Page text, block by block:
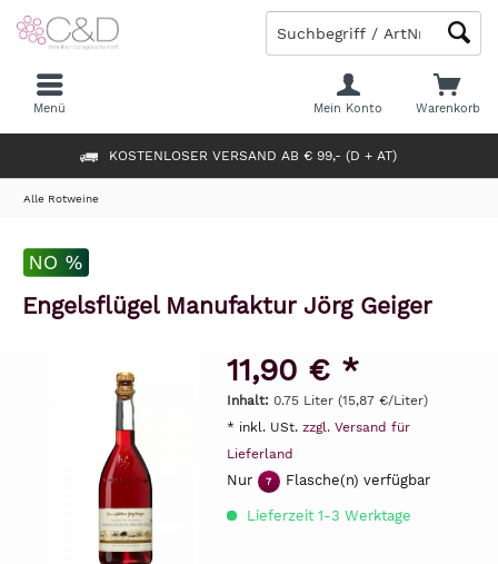
KOSTENLOSER VERSAND AB € 99,- (D + AT)
Warenkorb
Mein Konto
Menü
Alle Rotweine
Engelsflügel Manufaktur Jörg Geiger
11,90 € *
Inhalt: 0.75 Liter (15,87 €/Liter)
* inkl. USt. zzgl. Versand für
Lieferland
Nur 7 Flasche(n) verfügbar
Lieferzeit 1-3 Werktage